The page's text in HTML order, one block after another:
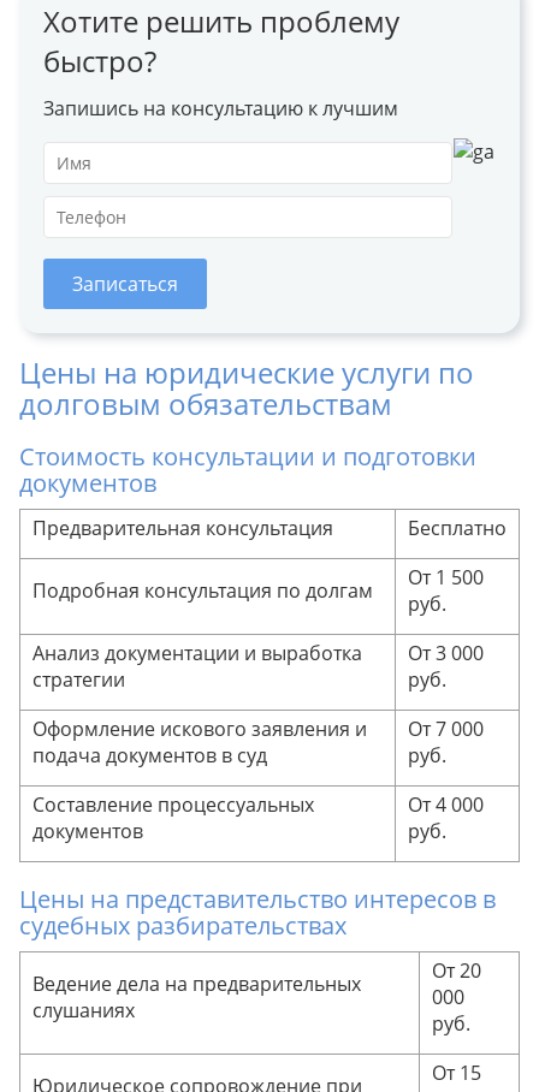
Хотите решить проблему
быстро?
Запишись на консультацию к лучшим
Записаться
Цены на юридические услуги по
долговым обязательствам
Стоимость консультации и подготовки
документов
Предварительная консультация Бесплатно
Подробная консультация по долгам
От 1 500
руб.
Анализ документации и выработка
стратегии
От 3 000
руб.
Оформление искового заявления и
подача документов в суд
От 7 000
руб.
Составление процессуальных
документов
От 4 000
руб.
Цены на представительство интересов в
судебных разбирательствах
Ведение дела на предварительных
слушаниях
От 20
000
руб.
Юридическое сопровождение при
От 15